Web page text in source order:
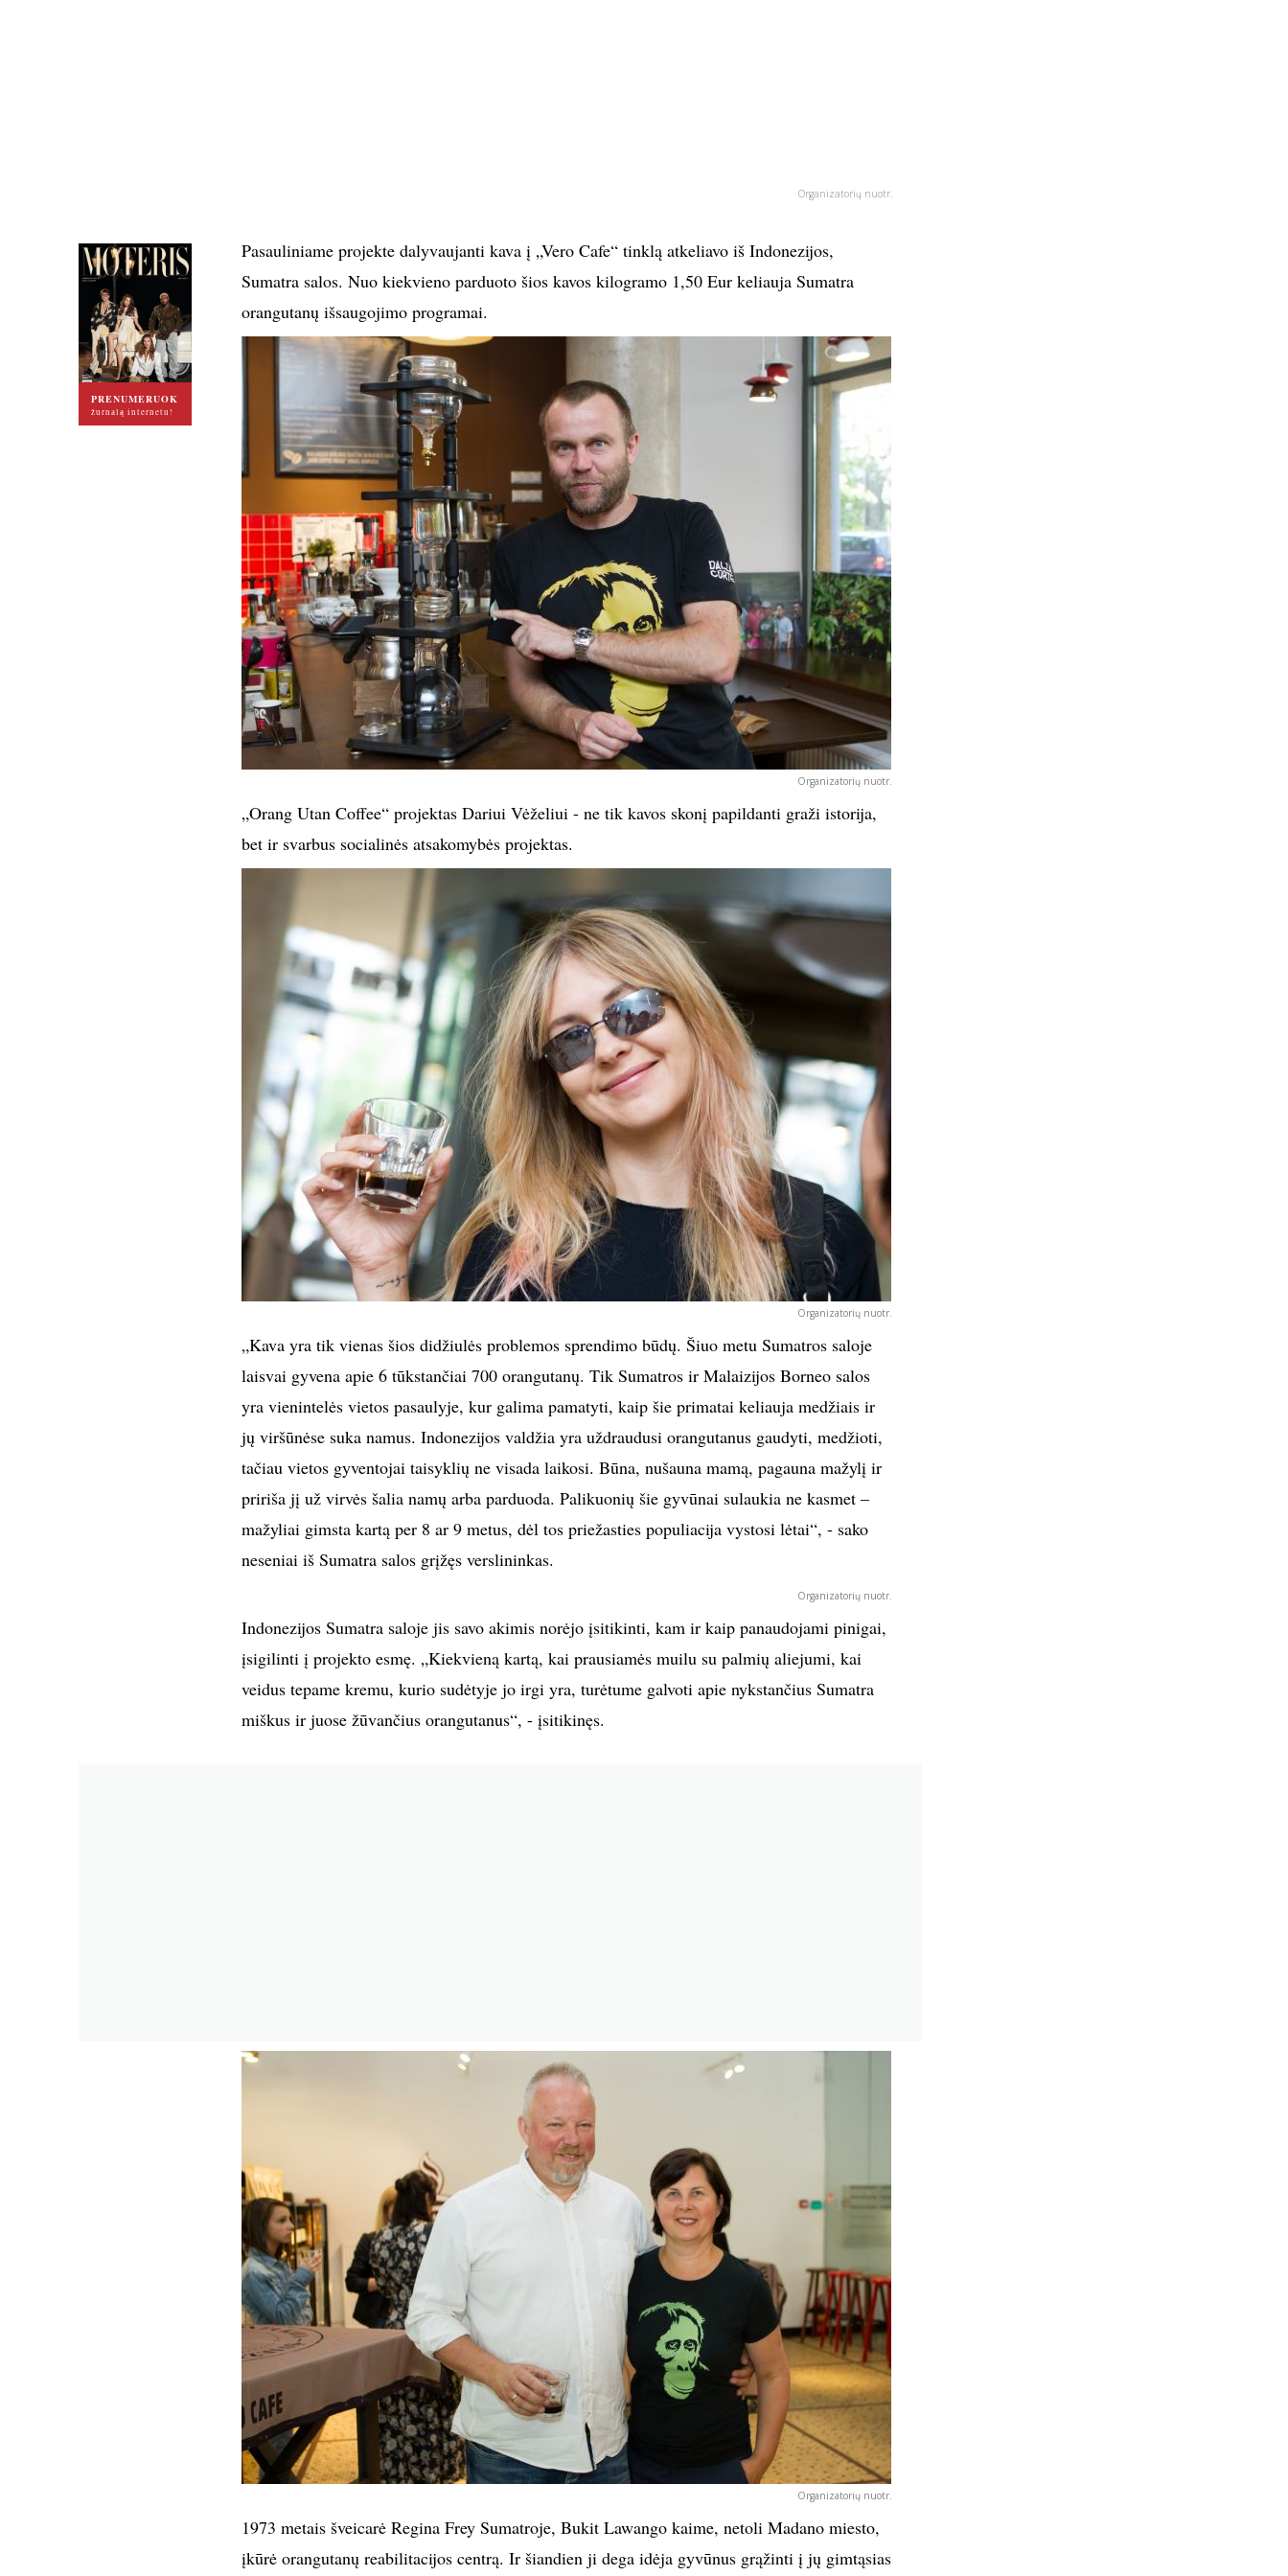
Organizatorių nuotr.
PRENUMERUOK
žurnalą internetu!
Pasauliniame projekte dalyvaujanti kava į „Vero Cafe“ tinklą atkeliavo iš Indonezijos,
Sumatra salos. Nuo kiekvieno parduoto šios kavos kilogramo 1,50 Eur keliauja Sumatra
orangutanų išsaugojimo programai.
Organizatorių nuotr.
„Orang Utan Coffee“ projektas Dariui Vėželiui - ne tik kavos skonį papildanti graži istorija,
bet ir svarbus socialinės atsakomybės projektas.
Organizatorių nuotr.
„Kava yra tik vienas šios didžiulės problemos sprendimo būdų. Šiuo metu Sumatros saloje
laisvai gyvena apie 6 tūkstančiai 700 orangutanų. Tik Sumatros ir Malaizijos Borneo salos
yra vienintelės vietos pasaulyje, kur galima pamatyti, kaip šie primatai keliauja medžiais ir
jų viršūnėse suka namus. Indonezijos valdžia yra uždraudusi orangutanus gaudyti, medžioti,
tačiau vietos gyventojai taisyklių ne visada laikosi. Būna, nušauna mamą, pagauna mažylį ir
pririša jį už virvės šalia namų arba parduoda. Palikuonių šie gyvūnai sulaukia ne kasmet –
mažyliai gimsta kartą per 8 ar 9 metus, dėl tos priežasties populiacija vystosi lėtai“, - sako
neseniai iš Sumatra salos grįžęs verslininkas.
Organizatorių nuotr.
Indonezijos Sumatra saloje jis savo akimis norėjo įsitikinti, kam ir kaip panaudojami pinigai,
įsigilinti į projekto esmę. „Kiekvieną kartą, kai prausiamės muilu su palmių aliejumi, kai
veidus tepame kremu, kurio sudėtyje jo irgi yra, turėtume galvoti apie nykstančius Sumatra
miškus ir juose žūvančius orangutanus“, - įsitikinęs.
Organizatorių nuotr.
1973 metais šveicarė Regina Frey Sumatroje, Bukit Lawango kaime, netoli Madano miesto,
įkūrė orangutanų reabilitacijos centrą. Ir šiandien ji dega idėja gyvūnus grąžinti į jų gimtąsias